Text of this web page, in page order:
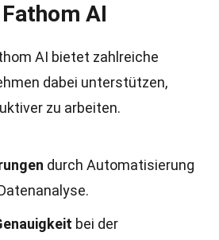
AI
AI bietet zahlreiche
dabei unterstützen,
zu arbeiten.
durch Automatisierung
bei der